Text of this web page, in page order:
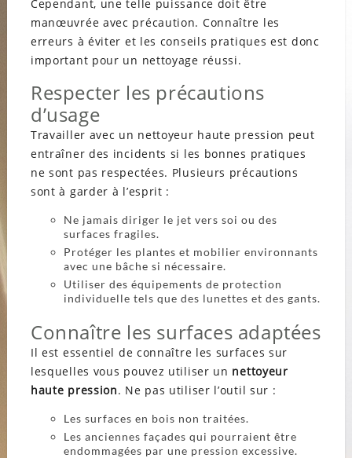
Cependant, une telle puissance doit être
manœuvrée avec précaution. Connaître les
erreurs à éviter et les conseils pratiques est donc
important pour un nettoyage réussi.
Respecter les précautions
d’usage
Travailler avec un nettoyeur haute pression peut
entraîner des incidents si les bonnes pratiques
ne sont pas respectées. Plusieurs précautions
sont à garder à l’esprit :
Ne jamais diriger le jet vers soi ou des
surfaces fragiles.
Protéger les plantes et mobilier environnants
avec une bâche si nécessaire.
Utiliser des équipements de protection
individuelle tels que des lunettes et des gants.
Connaître les surfaces adaptées
Il est essentiel de connaître les surfaces sur
lesquelles vous pouvez utiliser un nettoyeur
haute pression. Ne pas utiliser l’outil sur :
Les surfaces en bois non traitées.
Les anciennes façades qui pourraient être
endommagées par une pression excessive.